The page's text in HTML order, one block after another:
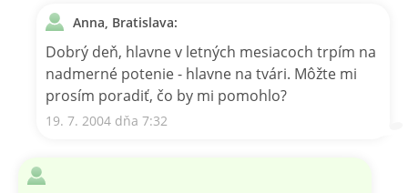
Anna, Bratislava:
Dobrý deň, hlavne v letných mesiacoch trpím na
nadmerné potenie - hlavne na tvári. Môžte mi
prosím poradiť, čo by mi pomohlo?
19. 7. 2004 dňa 7:32